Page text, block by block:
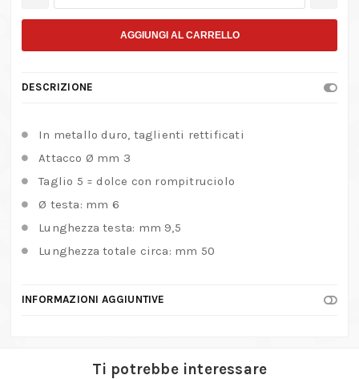
Rotativa
Metallo
Tipo
con
Rompitruciolo
quantità
AGGIUNGI AL CARRELLO
DESCRIZIONE
In metallo duro, taglienti rettificati
Attacco Ø mm 3
Taglio 5 = dolce con rompitruciolo
Ø testa: mm 6
Lunghezza testa: mm 9,5
Lunghezza totale circa: mm 50
INFORMAZIONI AGGIUNTIVE
Ti potrebbe interessare